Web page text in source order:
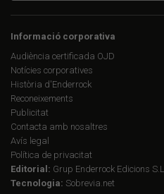
Informació corporativa
Audiència certificada OJD
Notícies corporatives
Història d'Enderrock
Reconeixements
Publicitat
Contacta amb nosaltres
Avís legal
Política de privacitat
Editorial: Grup Enderrock Edicions S.L.
Tecnologia: Sobrevia.net